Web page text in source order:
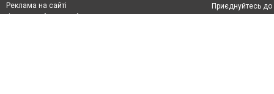
Реклама на сайті
Франшиза "CitySites"
Приєднуйтесь до